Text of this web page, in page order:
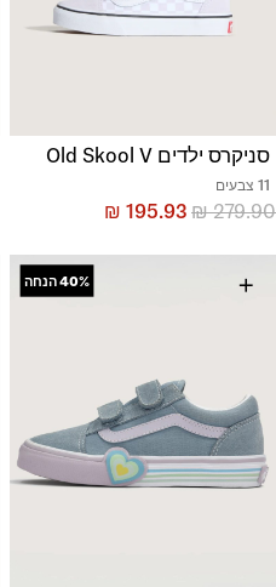
סניקרס ילדים Old Skool V
11 צבעים
₪279.90
₪ 195.93
+
40%הנחה